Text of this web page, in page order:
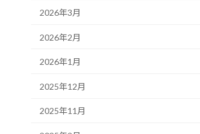
2026年3月
2026年2月
2026年1月
2025年12月
2025年11月